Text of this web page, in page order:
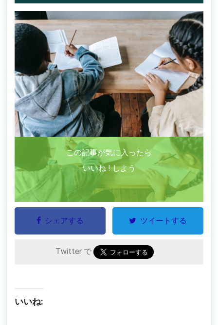
この記事が気に入ったら
いいね ! しよう
シェアする ツイートする
Twitter で
いいね: